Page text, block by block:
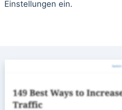
Einstellungen ein.